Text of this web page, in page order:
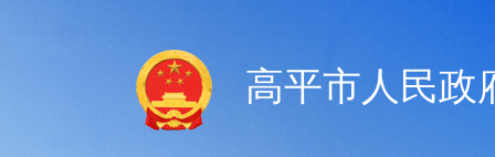
高平市人民政